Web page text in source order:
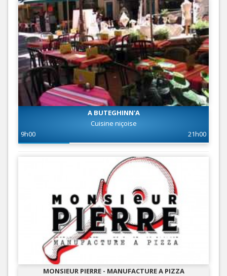
A BUTEGHINN'A
Cuisine niçoise
9h00
21h00
MONSIEUR PIERRE - MANUFACTURE A PIZZA